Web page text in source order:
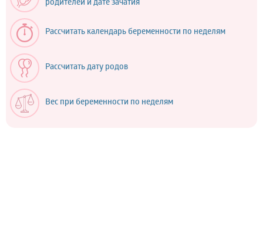
родителей и дате зачатия
Рассчитать календарь беременности по неделям
Рассчитать дату родов
Вес при беременности по неделям